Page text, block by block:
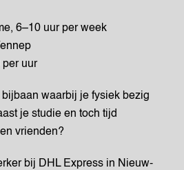
6–10 uur per week
uur
waarbij je fysiek bezig
je studie en toch tijd
vrienden?
bij DHL Express in Nieuw-